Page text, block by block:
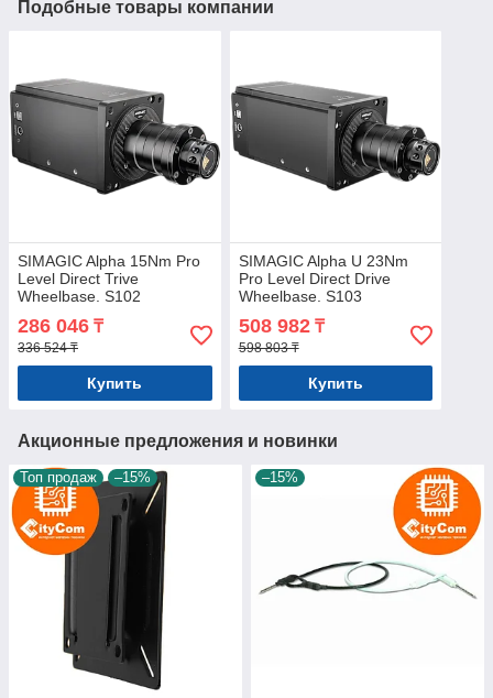
Подобные товары компании
SIMAGIC Alpha 15Nm Pro
Level Direct Trive
Wheelbase. S102
286 046 ₸
336 524 ₸
Купить
SIMAGIC Alpha U 23Nm
Pro Level Direct Drive
Wheelbase. S103
508 982₸
598 803 ₸
Купить
Акционные предложения и новинки
Топ продаж –15% –15%